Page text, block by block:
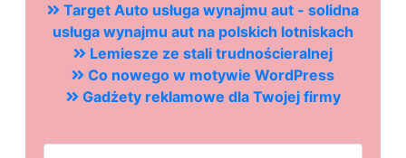
Target Auto usługa wynajmu aut - solidna
usługa wynajmu aut na polskich lotniskach
Lemiesze ze stali trudnościeralnej
Co nowego w motywie WordPress
Gadżety reklamowe dla Twojej firmy